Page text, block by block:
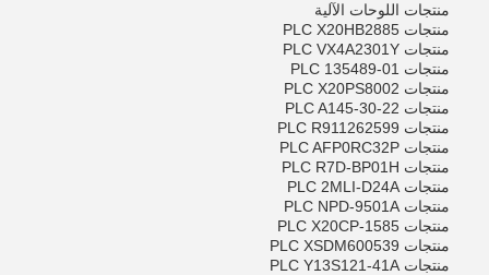
اترك رسالة
منتجات اللوحات الآلية
منتجات PLC X20HB2885
منتجات PLC VX4A2301Y
منتجات PLC 135489-01
منتجات PLC X20PS8002
منتجات PLC A145-30-22
منتجات PLC R911262599
منتجات PLC AFP0RC32P
منتجات PLC R7D-BP01H
منتجات PLC 2MLI-D24A
منتجات PLC NPD-9501A
منتجات PLC X20CP-1585
منتجات PLC XSDM600539
منتجات PLC Y13S121-41A